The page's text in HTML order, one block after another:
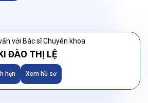
với Bác sĩ Chuyên khoa
ĐÀO THỊ LỆ
hẹn Xem hồ sơ